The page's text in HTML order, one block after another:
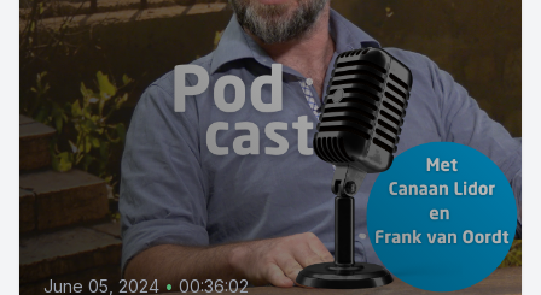
June 05, 2024 • 00:36:02